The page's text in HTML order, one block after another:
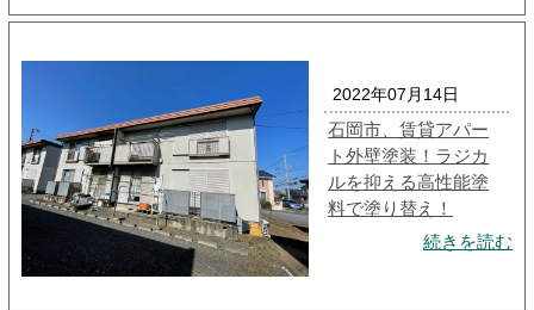
2022年07月14日
石岡市、賃貸アパー
ト外壁塗装！ラジカ
ルを抑える高性能塗
料で塗り替え！
続きを読む